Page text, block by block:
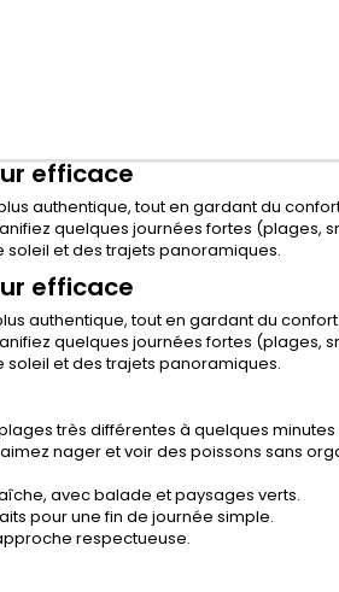
efficace
authentique, tout en gardant du
quelques journées fortes (plages,
et des trajets panoramiques.
efficace
authentique, tout en gardant du confort.
quelques journées fortes (plages,
et des trajets panoramiques.
très différentes à quelques
nager et voir des poissons sans
avec balade et paysages verts.
pour une fin de journée simple.
respectueuse.